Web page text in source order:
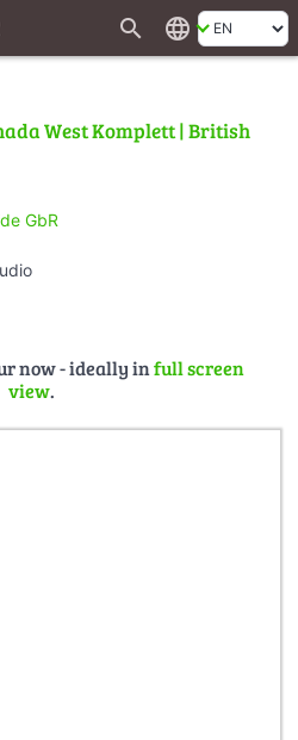
search language
West Komplett | British
GbR
now - ideally infull screen
view.